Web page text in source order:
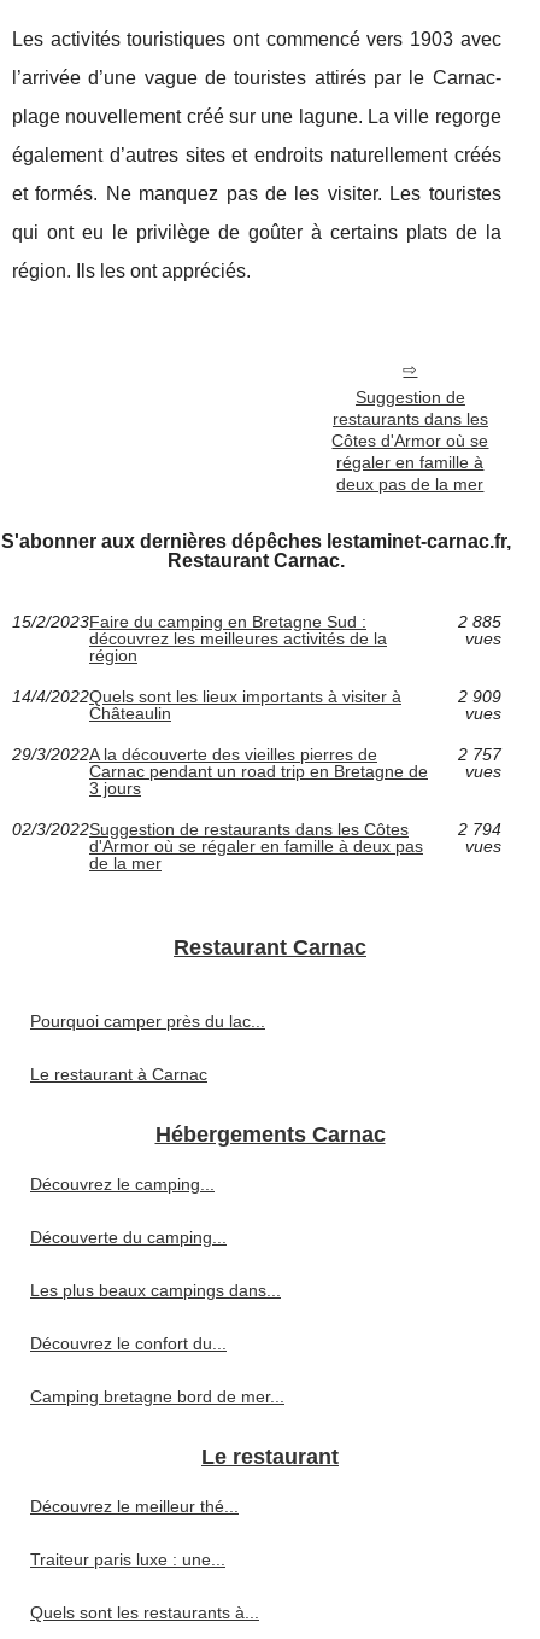
Les activités touristiques ont commencé vers 1903 avec
l’arrivée d’une vague de touristes attirés par le Carnac-
plage nouvellement créé sur une lagune. La ville regorge
également d’autres sites et endroits naturellement créés
et formés. Ne manquez pas de les visiter. Les touristes
qui ont eu le privilège de goûter à certains plats de la
région. Ils les ont appréciés.
Suggestion de
restaurants dans les
Côtes d'Armor où se
régaler en famille à
deux pas de la mer
S'abonner aux dernières dépêches lestaminet-carnac.fr,
Restaurant Carnac.
15/2/2023Faire du camping en Bretagne Sud :
découvrez les meilleures activités de la
région
2 885
vues
14/4/2022Quels sont les lieux importants à visiter à
Châteaulin
2 909
vues
29/3/2022A la découverte des vieilles pierres de
Carnac pendant un road trip en Bretagne de
3 jours
2 757
vues
02/3/2022Suggestion de restaurants dans les Côtes
d'Armor où se régaler en famille à deux pas
de la mer
2 794
vues
Restaurant Carnac
Pourquoi camper près du lac...
Le restaurant à Carnac
Hébergements Carnac
Découvrez le camping...
Découverte du camping...
Les plus beaux campings dans...
Découvrez le confort du...
Camping bretagne bord de mer...
Le restaurant
Découvrez le meilleur thé...
Traiteur paris luxe : une...
Quels sont les restaurants à...